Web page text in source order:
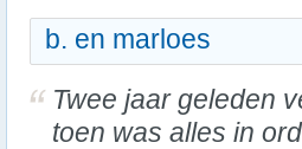
b. en marloes
Twee jaar geleden
toen was alles in